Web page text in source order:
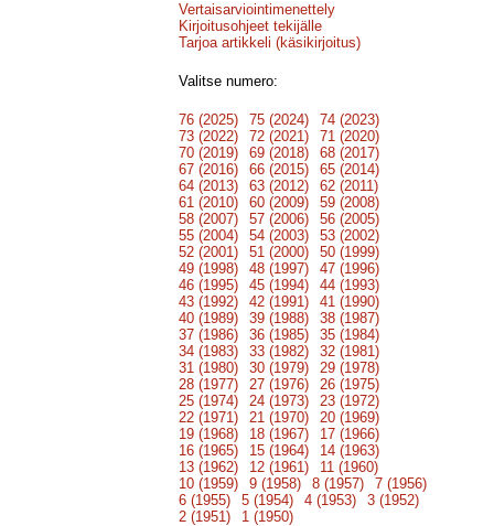
Vertaisarviointimenettely
Kirjoitusohjeet tekijälle
Tarjoa artikkeli (käsikirjoitus)
Valitse numero:
76 (2025) 75 (2024)
74 (2023)
73 (2022)
72 (2021)
71 (2020)
70 (2019)
69 (2018)
68 (2017)
67 (2016)
66 (2015)
65 (2014)
64 (2013)
63 (2012)
62 (2011)
61 (2010)
60 (2009)
59 (2008)
58 (2007)
57 (2006)
56 (2005)
55 (2004)
54 (2003)
53 (2002)
52 (2001)
51 (2000)
50 (1999)
49 (1998)
48 (1997)
47 (1996)
46 (1995)
45 (1994)
44 (1993)
43 (1992)
42 (1991)
41 (1990)
40 (1989)
39 (1988)
38 (1987)
37 (1986)
36 (1985)
35 (1984)
34 (1983)
33 (1982)
32 (1981)
31 (1980)
30 (1979)
29 (1978)
28 (1977)
27 (1976)
26 (1975)
25 (1974)
24 (1973)
23 (1972)
22 (1971)
21 (1970)
20 (1969)
19 (1968)
18 (1967)
17 (1966)
16 (1965)
15 (1964)
14 (1963)
13 (1962)
12 (1961)
11 (1960)
10 (1959)
9 (1958) 8 (1957)
7 (1956)
6 (1955)
5 (1954) 4 (1953)
3 (1952)
2 (1951)
1 (1950)